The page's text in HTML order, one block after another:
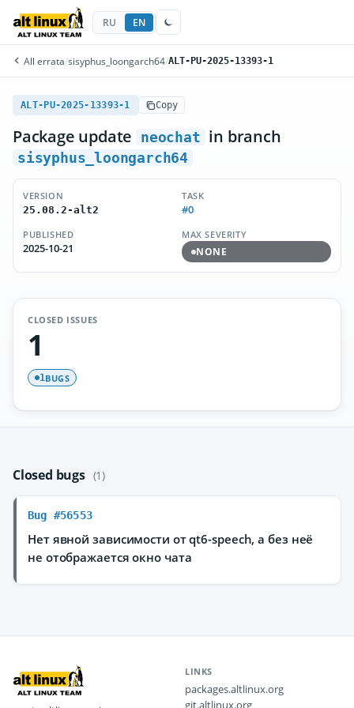
RU EN
All errata/sisyphus_loongarch64/ALT-PU-2025-13393-1
ALT-PU-2025-13393-1 Copy
Package update neochat in branch
sisyphus_loongarch64
VERSION
25.08.2-alt2
TASK
#0
PUBLISHED
2025-10-21
MAX SEVERITY
NONE
CLOSED ISSUES
1
1BUGS
Closed bugs (1)
Bug #56553
Нет явной зависимости от qt6-speech, а без неё
не отображается окно чата
LINKS
packages.altlinux.org
git.altlinux.org